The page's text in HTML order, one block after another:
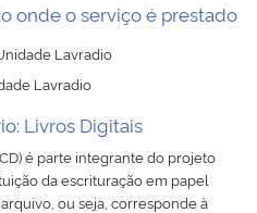
onde o serviço é prestado
Lavradio
Lavradio
Livros Digitais
é parte integrante do projeto
da escrituração em papel
ou seja, corresponde à